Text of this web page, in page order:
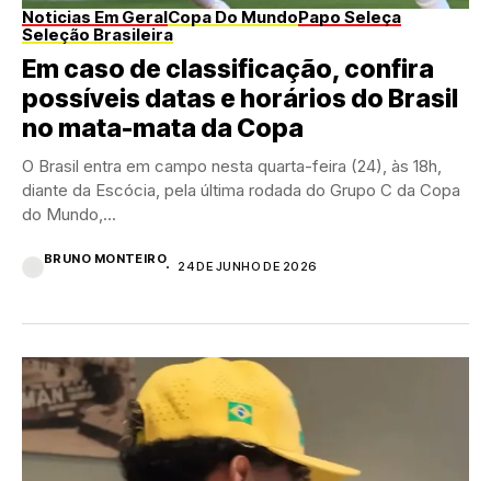
Noticias Em GeralCopa Do MundoPapo Seleça
Seleção Brasileira
Em caso de classificação, confira
possíveis datas e horários do Brasil
no mata-mata da Copa
O Brasil entra em campo nesta quarta-feira (24), às 18h,
diante da Escócia, pela última rodada do Grupo C da Copa
do Mundo,...
BRUNO MONTEIRO
24 DE JUNHO DE 2026